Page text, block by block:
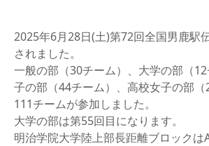
2025年6月28日(土)第72回全国男鹿駅
されました。
一般の部（30チーム）、大学の部（
子の部（44チーム）、高校女子の部
111チームが参加しました。
大学の部は第55回目になります。
明治学院大学陸上部長距離ブロックは